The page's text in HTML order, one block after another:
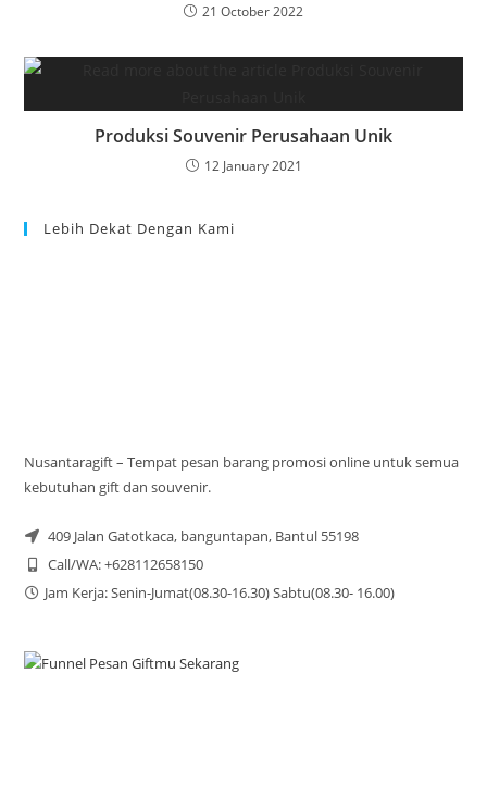
21 October 2022
Produksi Souvenir Perusahaan Unik
12 January 2021
Lebih Dekat Dengan Kami
Nusantaragift – Tempat pesan barang promosi online untuk semua
kebutuhan gift dan souvenir.
409 Jalan Gatotkaca, banguntapan, Bantul 55198
Call/WA: +628112658150
Jam Kerja: Senin-Jumat(08.30-16.30) Sabtu(08.30- 16.00)